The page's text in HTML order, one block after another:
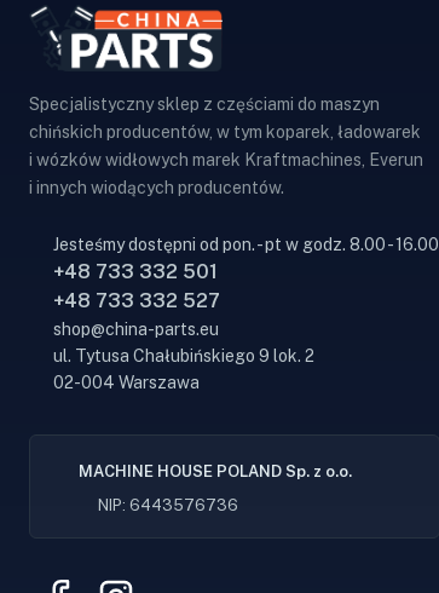
Specjalistyczny sklep z częściami do maszyn
chińskich producentów, w tym koparek, ładowarek
i wózków widłowych marek Kraftmachines, Everun
i innych wiodących producentów.
Jesteśmy dostępni od pon. - pt w godz. 8.00 - 16.00
+48 733 332 501
+48 733 332 527
shop@china-parts.eu
ul. Tytusa Chałubińskiego 9 lok. 2
02-004 Warszawa
MACHINE HOUSE POLAND Sp. z o.o.
NIP: 6443576736